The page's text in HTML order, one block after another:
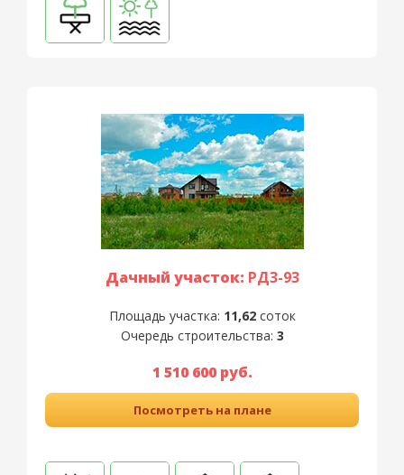
Дачный участок: РД3-93
Площадь участка: 11,62соток
Очередь строительства: 3
1 510 600 руб.
Посмотреть на плане